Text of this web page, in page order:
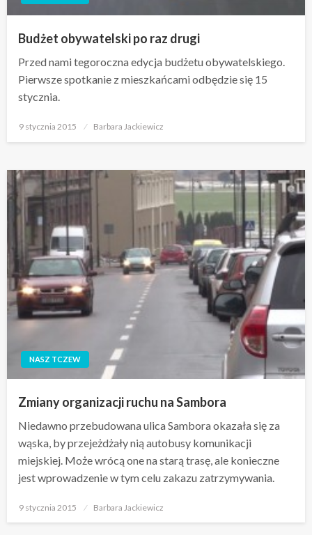
Budżet obywatelski po raz drugi
Przed nami tegoroczna edycja budżetu obywatelskiego.
Pierwsze spotkanie z mieszkańcami odbędzie się 15
stycznia.
Opublikowane
9 stycznia 2015 Barbara Jackiewicz
NASZ TCZEW
Zmiany organizacji ruchu na Sambora
Niedawno przebudowana ulica Sambora okazała się za
wąska, by przejeżdżały nią autobusy komunikacji
miejskiej. Może wrócą one na starą trasę, ale konieczne
jest wprowadzenie w tym celu zakazu zatrzymywania.
Opublikowane
9 stycznia 2015 Barbara Jackiewicz